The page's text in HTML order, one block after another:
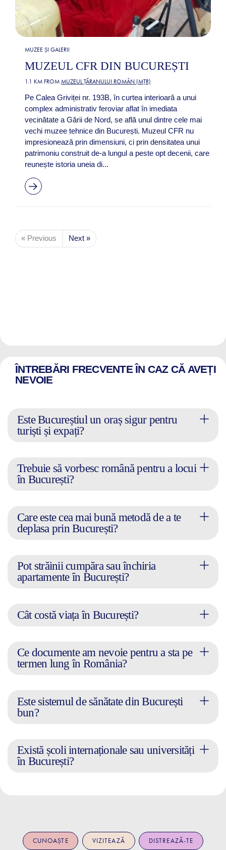
MUZEE ȘI GALERII
MUZEUL CFR DIN BUCUREȘTI
1.1 KM FROM MUZEUL ȚĂRANULUI ROMÂN (MȚR)
Pe Calea Griviței nr. 193B, în curtea interioară a unui
complex administrativ feroviar aflat în imediata
vecinătate a Gării de Nord, se află unul dintre cele mai
vechi muzee tehnice din București. Muzeul CFR nu
impresionează prin dimensiuni, ci prin densitatea unui
patrimoniu construit de-a lungul a peste opt decenii, care
reunește istoria uneia di...
« Previous Next »
ÎNTREBĂRI FRECVENTE ÎN CAZ CĂ AVEȚI
NEVOIE
Este Bucureștiul un oraș sigur pentru
turiști și expați?
Trebuie să vorbesc română pentru a locui
în București?
Care este cea mai bună metodă de a te
deplasa prin București?
Pot străinii cumpăra sau închiria
apartamente în București?
Cât costă viața în București?
Ce documente am nevoie pentru a sta pe
termen lung în România?
Este sistemul de sănătate din București
bun?
Există școli internaționale sau universități
în București?
CUNOAȘTE VIZITEAZĂ DISTREAZĂ-TE